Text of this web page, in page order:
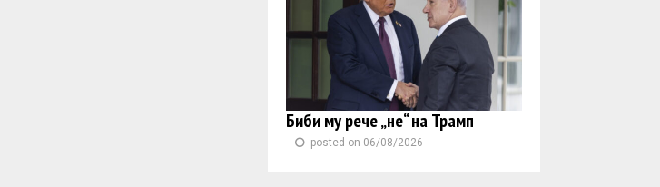
Биби му рече „не“ на Трамп
posted on 06/08/2026